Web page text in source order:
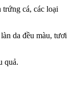
cá, các loại
da đều màu, tươi
quả.